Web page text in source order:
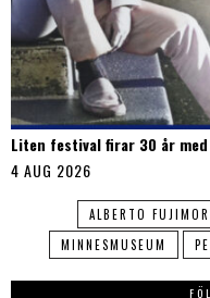
Liten festival firar 30 år
4 AUG 2026
ALBERTO
MINNESMUSEUM